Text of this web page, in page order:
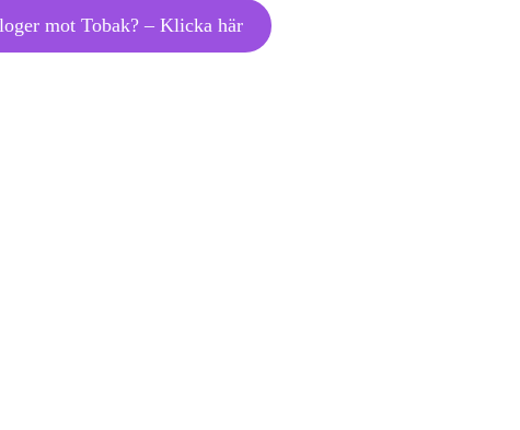
mot Tobak? – Klicka här